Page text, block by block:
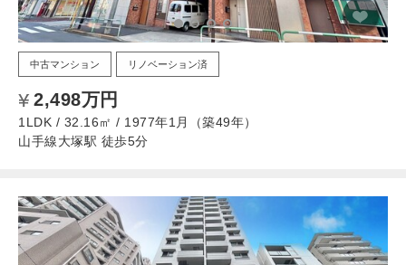
中古マンション リノベーション済
2,498万円
1LDK / 32.16㎡ / 1977年1月（築49年）
山手線大塚駅 徒歩5分